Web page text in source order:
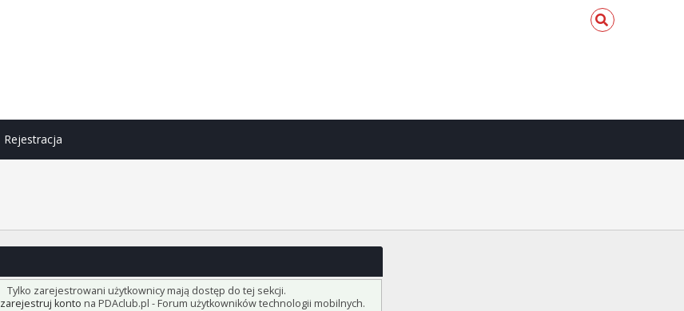
Rejestracja
Tylko zarejestrowani użytkownicy mają dostęp do tej sekcji.
zarejestruj konto na PDAclub.pl - Forum użytkowników technologii mobilnych.